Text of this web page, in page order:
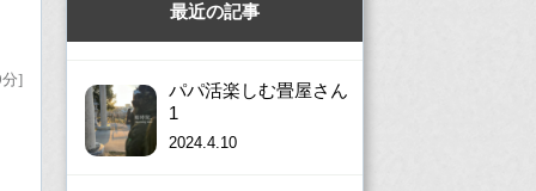
分]
最近の記事
パパ活楽しむ畳屋さん
1
2024.4.10